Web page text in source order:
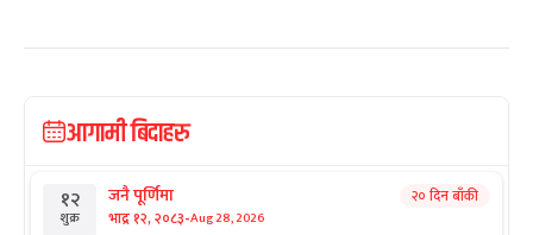
आगामी बिदाहरु
१२
शुक्र
जनै पूर्णिमा
भाद्र १२, २०८३-Aug 28, 2026
२० दिन बाँकी